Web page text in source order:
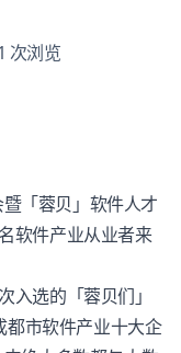
次浏览
「蓉贝」软件人才
软件产业从业者来
入选的「蓉贝们」
都市软件产业十大企